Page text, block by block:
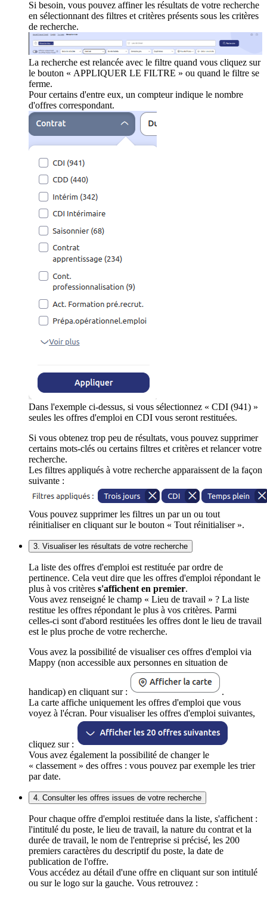
Si besoin, vous pouvez affiner les résultats de votre recherche
en sélectionnant des filtres et critères présents sous les critères
de recherche.
La recherche est relancée avec le filtre quand vous cliquez sur
le bouton « APPLIQUER LE FILTRE » ou quand le filtre se
ferme.
Pour certains d'entre eux, un compteur indique le nombre
d'offres correspondant.
Dans l'exemple ci-dessus, si vous sélectionnez « CDI (941) »
seules les offres d'emploi en CDI vous seront restituées.
Si vous obtenez trop peu de résultats, vous pouvez supprimer
certains mots-clés ou certains filtres et critères et relancer votre
recherche.
Les filtres appliqués à votre recherche apparaissent de la façon
suivante :
Vous pouvez supprimer les filtres un par un ou tout
réinitialiser en cliquant sur le bouton « Tout réinitialiser ».
3. Visualiser les résultats de votre recherche
La liste des offres d'emploi est restituée par ordre de
pertinence. Cela veut dire que les offres d'emploi répondant le
plus à vos critères s'affichent en premier.
Vous avez renseigné le champ « Lieu de travail » ? La liste
restitue les offres répondant le plus à vos critères. Parmi
celles-ci sont d'abord restituées les offres dont le lieu de travail
est le plus proche de votre recherche.
Vous avez la possibilité de visualiser ces offres d'emploi via
Mappy (non accessible aux personnes en situation de
handicap) en cliquant sur :
.
La carte affiche uniquement les offres d'emploi que vous
voyez à l'écran. Pour visualiser les offres d'emploi suivantes,
cliquez sur :
Vous avez également la possibilité de changer le
« classement » des offres : vous pouvez par exemple les trier
par date.
4. Consulter les offres issues de votre recherche
Pour chaque offre d'emploi restituée dans la liste, s'affichent :
l'intitulé du poste, le lieu de travail, la nature du contrat et la
durée de travail, le nom de l'entreprise si précisé, les 200
premiers caractères du descriptif du poste, la date de
publication de l'offre.
Vous accédez au détail d'une offre en cliquant sur son intitulé
ou sur le logo sur la gauche. Vous retrouvez :